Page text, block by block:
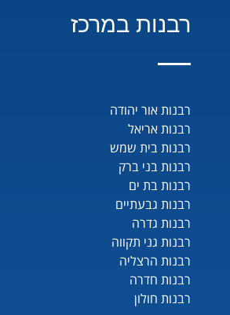
רבנות במרכז
רבנות אור יהודה
רבנות אריאל
רבנות בית שמש
רבנות בני ברק
רבנות בת ים
רבנות גבעתיים
רבנות גדרה
רבנות גני תקווה
רבנות הרצליה
רבנות חדרה
רבנות חולון